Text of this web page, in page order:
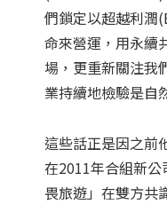
們鎖定以超越利
命來營運，用永續
場，更重新關注我
業持續地檢驗是自
這些話正是因之前
在2011年合組新
畏旅遊」在雙方共